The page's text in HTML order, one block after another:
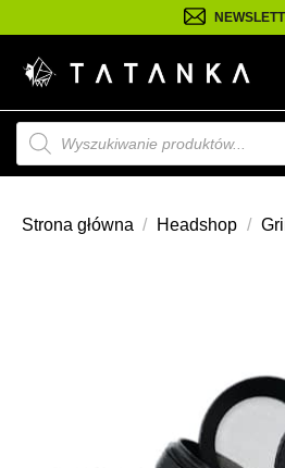
do
treści
Wyszukiwarka
produktów
Strona główna / Headshop /